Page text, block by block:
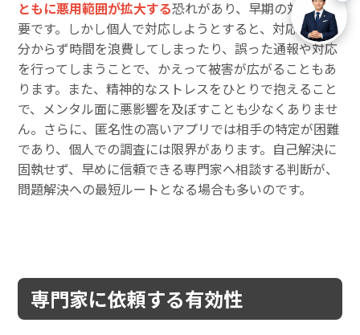
ともに悪用範囲が拡大する恐れがあり、早期の対応が重
要です。しかし個人で対応しようとすると、対応方法が
分からず時間を浪費してしまったり、誤った通報や対応
を行ってしまうことで、かえって被害が広がることもあ
ります。また、精神的なストレスをひとりで抱えること
で、メンタル面に悪影響を及ぼすことも少なくありませ
ん。さらに、匿名性の高いアプリでは相手の特定が困難
であり、個人での調査には限界があります。自己解決に
固執せず、早めに信頼できる専門家へ相談する判断が、
問題解決への最短ルートとなる場合も多いのです。
専門家に依頼する有効性